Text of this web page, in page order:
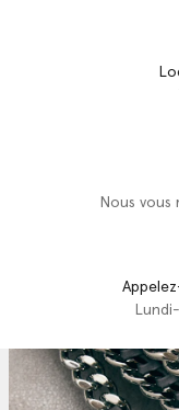
Nous vous